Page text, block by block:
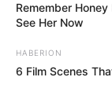
Remember
See Her Now
HABERION
6 Film Scenes